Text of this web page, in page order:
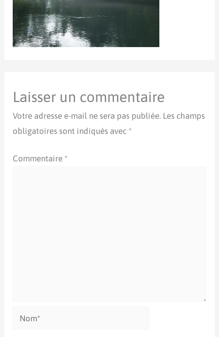
Laisser un commentaire
Votre adresse e-mail ne sera pas publiée. Les champs
obligatoires sont indiqués avec *
Commentaire *
Nom*